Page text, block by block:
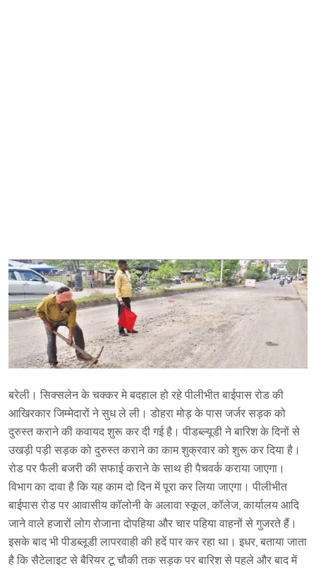
बरेली। सिक्सलेन के चक्कर मे बदहाल हो रहे पीलीभीत बाईपास रोड की
आखिरकार जिम्मेदारों ने सुध ले ली। डोहरा मोड़ के पास जर्जर सड़क को
दुरुस्त कराने की कवायद शुरू कर दी गई है। पीडब्ल्यूडी ने बारिश के दिनों से
उखड़ी पड़ी सड़क को दुरुस्त कराने का काम शुक्रवार को शुरू कर दिया है।
रोड पर फैली बजरी की सफाई कराने के साथ ही पैचवर्क कराया जाएगा।
विभाग का दावा है कि यह काम दो दिन में पूरा कर लिया जाएगा। पीलीभीत
बाईपास रोड पर आवासीय कॉलोनी के अलावा स्कूल, कॉलेज, कार्यालय आदि
जाने वाले हजारों लोग रोजाना दोपहिया और चार पहिया वाहनों से गुजरते हैं।
इसके बाद भी पीडब्लूडी लापरवाही की हदें पार कर रहा था। इधर, बताया जाता
है कि सैटेलाइट से बैरियर टू चौकी तक सड़क पर बारिश से पहले और बाद में